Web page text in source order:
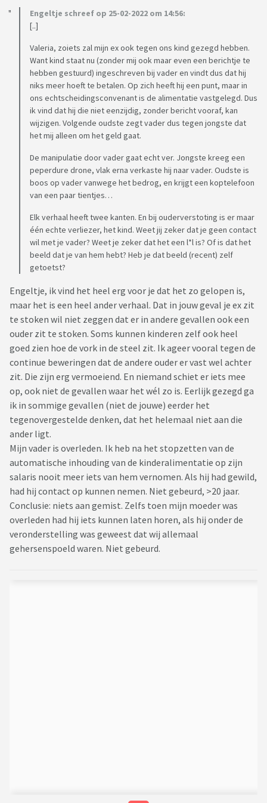
Engeltje schreef op 25-02-2022 om 14:56:
[..]
Valeria, zoiets zal mijn ex ook tegen ons kind gezegd hebben.
Want kind staat nu (zonder mij ook maar even een berichtje te
hebben gestuurd) ingeschreven bij vader en vindt dus dat hij
niks meer hoeft te betalen. Op zich heeft hij een punt, maar in
ons echtscheidingsconvenant is de alimentatie vastgelegd. Dus
ik vind dat hij die niet eenzijdig, zonder bericht vooraf, kan
wijzigen. Volgende oudste zegt vader dus tegen jongste dat
het mij alleen om het geld gaat.
De manipulatie door vader gaat echt ver. Jongste kreeg een
peperdure drone, vlak erna verkaste hij naar vader. Oudste is
boos op vader vanwege het bedrog, en krijgt een koptelefoon
van een paar tientjes…
Elk verhaal heeft twee kanten. En bij ouderverstoting is er maar
één echte verliezer, het kind. Weet jij zeker dat je geen contact
wil met je vader? Weet je zeker dat het een l*l is? Of is dat het
beeld dat je van hem hebt? Heb je dat beeld (recent) zelf
getoetst?
Engeltje, ik vind het heel erg voor je dat het zo gelopen is,
maar het is een heel ander verhaal. Dat in jouw geval je ex zit
te stoken wil niet zeggen dat er in andere gevallen ook een
ouder zit te stoken. Soms kunnen kinderen zelf ook heel
goed zien hoe de vork in de steel zit. Ik ageer vooral tegen de
continue beweringen dat de andere ouder er vast wel achter
zit. Die zijn erg vermoeiend. En niemand schiet er iets mee
op, ook niet de gevallen waar het wél zo is. Eerlijk gezegd ga
ik in sommige gevallen (niet de jouwe) eerder het
tegenovergestelde denken, dat het helemaal niet aan die
ander ligt.
Mijn vader is overleden. Ik heb na het stopzetten van de
automatische inhouding van de kinderalimentatie op zijn
salaris nooit meer iets van hem vernomen. Als hij had gewild,
had hij contact op kunnen nemen. Niet gebeurd, >20 jaar.
Conclusie: niets aan gemist. Zelfs toen mijn moeder was
overleden had hij iets kunnen laten horen, als hij onder de
veronderstelling was geweest dat wij allemaal
gehersenspoeld waren. Niet gebeurd.